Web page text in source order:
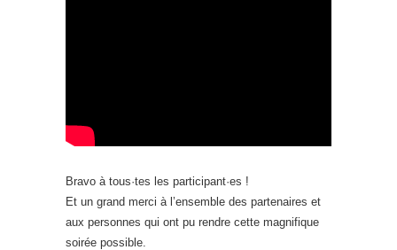
Bravo à tous·tes les participant·es !
Et un grand merci à l’ensemble des partenaires et
aux personnes qui ont pu rendre cette magnifique
soirée possible.